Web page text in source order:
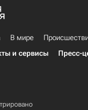
В мире
и сервисы Пресс-